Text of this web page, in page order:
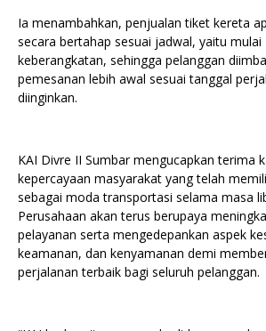
Ia menambahkan, penjualan tiket kereta
secara bertahap sesuai jadwal, yaitu mulai
keberangkatan, sehingga pelanggan
pemesanan lebih awal sesuai tanggal
diinginkan.
KAI Divre II Sumbar mengucapkan terima
kepercayaan masyarakat yang telah
sebagai moda transportasi selama masa
Perusahaan akan terus berupaya
pelayanan serta mengedepankan aspek
keamanan, dan kenyamanan demi
perjalanan terbaik bagi seluruh pelanggan.